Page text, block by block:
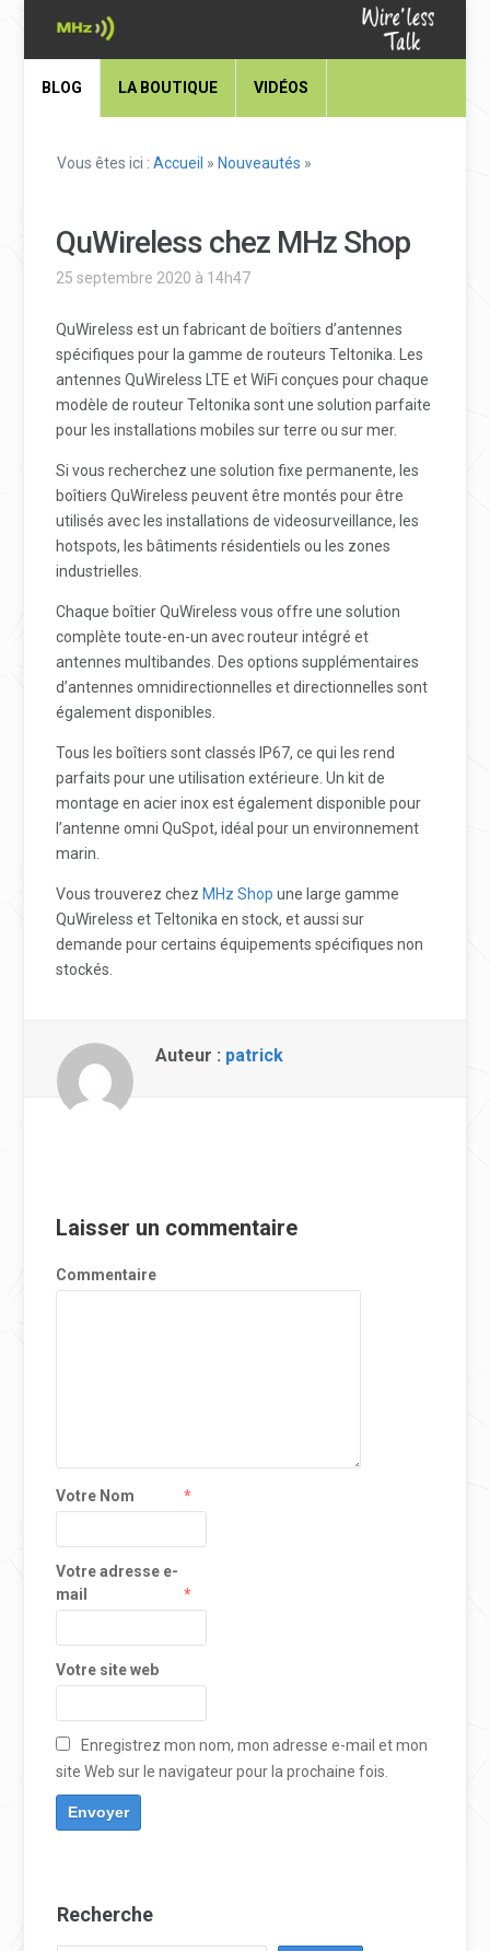
BLOG LA BOUTIQUE VIDÉOS
Vous êtes ici :Accueil » Nouveautés »
QuWireless chez MHz Shop
25 septembre 2020 à 14h47
QuWireless est un fabricant de boîtiers d’antennes
spécifiques pour la gamme de routeurs Teltonika. Les
antennes QuWireless LTE et WiFi conçues pour chaque
modèle de routeur Teltonika sont une solution parfaite
pour les installations mobiles sur terre ou sur mer.
Si vous recherchez une solution fixe permanente, les
boîtiers QuWireless peuvent être montés pour être
utilisés avec les installations de videosurveillance, les
hotspots, les bâtiments résidentiels ou les zones
industrielles.
Chaque boîtier QuWireless vous offre une solution
complète toute-en-un avec routeur intégré et
antennes multibandes. Des options supplémentaires
d’antennes omnidirectionnelles et directionnelles sont
également disponibles.
Tous les boîtiers sont classés IP67, ce qui les rend
parfaits pour une utilisation extérieure. Un kit de
montage en acier inox est également disponible pour
l’antenne omni QuSpot, idéal pour un environnement
marin.
Vous trouverez chez MHz Shop une large gamme
QuWireless et Teltonika en stock, et aussi sur
demande pour certains équipements spécifiques non
stockés.
Auteur : patrick
Laisser un commentaire
Commentaire
Votre Nom *
Votre adresse e-
mail
*
Votre site web
Enregistrez mon nom, mon adresse e-mail et mon
site Web sur le navigateur pour la prochaine fois.
Recherche